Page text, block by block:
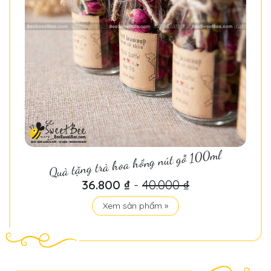
Quà tặng trà hoa hồng nút gỗ 100ml
36.800 ₫ - 40.000 ₫
Xem sản phẩm »